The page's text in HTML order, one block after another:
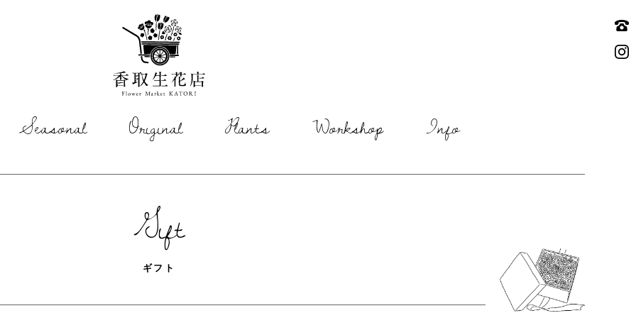
Seasonal Original Plants Workshop Info
Gift
ギフト